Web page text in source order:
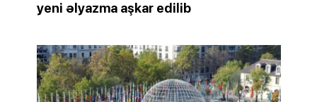
yeni əlyazma aşkar edilib